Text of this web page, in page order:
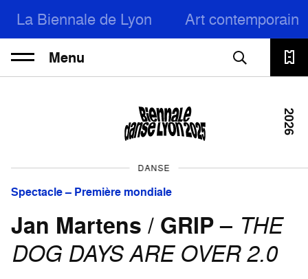
La Biennale de Lyon Art contemporain
Menu
DANSE
Spectacle – Première mondiale
Jan Martens / GRIP– THE
DOG DAYS ARE OVER 2.0
2026